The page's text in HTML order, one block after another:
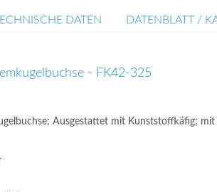
DATEN DATENBLATT /
- FK42-325
Ausgestattet mit Kunststoffkäfig;